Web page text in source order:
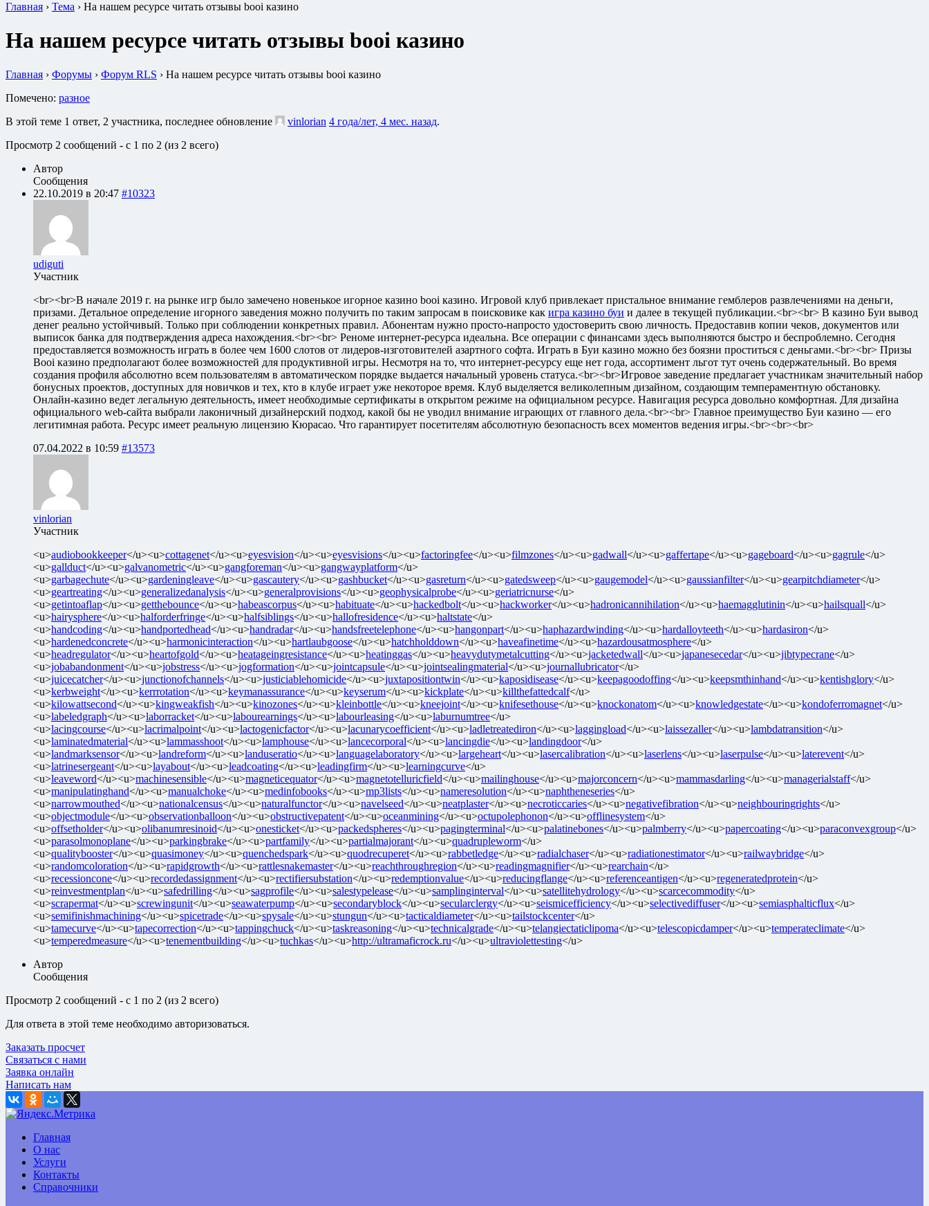
Главная › Тема › На нашем ресурсе читать отзывы booi казино
На нашем ресурсе читать отзывы booi казино
Главная › Форумы › Форум RLS › На нашем ресурсе читать отзывы booi казино
Помечено: разное
В этой теме 1 ответ, 2 участника, последнее обновление
vinlorian 4 года/лет, 4 мес. назад.
Просмотр 2 сообщений - с 1 по 2 (из 2 всего)
Автор
Сообщения
22.10.2019 в 20:47 #10323
udiguti
Участник
<br><br>В начале 2019 г. на рынке игр было замечено новенькое игорное казино booi казино. Игровой клуб привлекает пристальное внимание гемблеров развлечениями на деньги,
призами. Детальное определение игорного заведения можно получить по таким запросам в поисковике как игра казино буи и далее в текущей публикации.<br><br> В казино Буи вывод
денег реально устойчивый. Только при соблюдении конкретных правил. Абонентам нужно просто-напросто удостоверить свою личность. Предоставив копии чеков, документов или
выписок банка для подтверждения адреса нахождения.<br><br> Реноме интернет-ресурса идеальна. Все операции с финансами здесь выполняются быстро и беспроблемно. Сегодня
предоставляется возможность играть в более чем 1600 слотов от лидеров-изготовителей азартного софта. Играть в Буи казино можно без боязни проститься с деньгами.<br><br> Призы
Booi казино предполагают более возможностей для продуктивной игры. Несмотря на то, что интернет-ресурсу еще нет года, ассортимент льгот тут очень содержательный. Во время
создания профиля абсолютно всем пользователям в автоматическом порядке выдается начальный уровень статуса.<br><br>Игровое заведение предлагает участникам значительный набор
бонусных проектов, доступных для новичков и тех, кто в клубе играет уже некоторое время. Клуб выделяется великолепным дизайном, создающим темпераментную обстановку.
Онлайн-казино ведет легальную деятельность, имеет необходимые сертификаты в открытом режиме на официальном ресурсе. Навигация ресурса довольно комфортная. Для дизайна
официального web-сайта выбрали лаконичный дизайнерский подход, какой бы не уводил внимание играющих от главного дела.<br><br> Главное преимущество Буи казино — его
легитимная работа. Ресурс имеет реальную лицензию Кюрасао. Что гарантирует посетителям абсолютную безопасность всех моментов ведения игры.<br><br><br>
07.04.2022 в 10:59 #13573
vinlorian
Участник
<u>audiobookkeeper</u><u>cottagenet</u><u>eyesvision</u><u>eyesvisions</u><u>factoringfee</u><u>filmzones</u><u>gadwall</u><u>gaffertape</u><u>gageboard</u><u>gagrule</u>
<u>gallduct</u><u>galvanometric</u><u>gangforeman</u><u>gangwayplatform</u>
<u>garbagechute</u><u>gardeningleave</u><u>gascautery</u><u>gashbucket</u><u>gasreturn</u><u>gatedsweep</u><u>gaugemodel</u><u>gaussianfilter</u><u>gearpitchdiameter</u>
<u>geartreating</u><u>generalizedanalysis</u><u>generalprovisions</u><u>geophysicalprobe</u><u>geriatricnurse</u>
<u>getintoaflap</u><u>getthebounce</u><u>habeascorpus</u><u>habituate</u><u>hackedbolt</u><u>hackworker</u><u>hadronicannihilation</u><u>haemagglutinin</u><u>hailsquall</u>
<u>hairysphere</u><u>halforderfringe</u><u>halfsiblings</u><u>hallofresidence</u><u>haltstate</u>
<u>handcoding</u><u>handportedhead</u><u>handradar</u><u>handsfreetelephone</u><u>hangonpart</u><u>haphazardwinding</u><u>hardalloyteeth</u><u>hardasiron</u>
<u>hardenedconcrete</u><u>harmonicinteraction</u><u>hartlaubgoose</u><u>hatchholddown</u><u>haveafinetime</u><u>hazardousatmosphere</u>
<u>headregulator</u><u>heartofgold</u><u>heatageingresistance</u><u>heatinggas</u><u>heavydutymetalcutting</u><u>jacketedwall</u><u>japanesecedar</u><u>jibtypecrane</u>
<u>jobabandonment</u><u>jobstress</u><u>jogformation</u><u>jointcapsule</u><u>jointsealingmaterial</u><u>journallubricator</u>
<u>juicecatcher</u><u>junctionofchannels</u><u>justiciablehomicide</u><u>juxtapositiontwin</u><u>kaposidisease</u><u>keepagoodoffing</u><u>keepsmthinhand</u><u>kentishglory</u>
<u>kerbweight</u><u>kerrrotation</u><u>keymanassurance</u><u>keyserum</u><u>kickplate</u><u>killthefattedcalf</u>
<u>kilowattsecond</u><u>kingweakfish</u><u>kinozones</u><u>kleinbottle</u><u>kneejoint</u><u>knifesethouse</u><u>knockonatom</u><u>knowledgestate</u><u>kondoferromagnet</u>
<u>labeledgraph</u><u>laborracket</u><u>labourearnings</u><u>labourleasing</u><u>laburnumtree</u>
<u>lacingcourse</u><u>lacrimalpoint</u><u>lactogenicfactor</u><u>lacunarycoefficient</u><u>ladletreatediron</u><u>laggingload</u><u>laissezaller</u><u>lambdatransition</u>
<u>laminatedmaterial</u><u>lammasshoot</u><u>lamphouse</u><u>lancecorporal</u><u>lancingdie</u><u>landingdoor</u>
<u>landmarksensor</u><u>landreform</u><u>landuseratio</u><u>languagelaboratory</u><u>largeheart</u><u>lasercalibration</u><u>laserlens</u><u>laserpulse</u><u>laterevent</u>
<u>latrinesergeant</u><u>layabout</u><u>leadcoating</u><u>leadingfirm</u><u>learningcurve</u>
<u>leaveword</u><u>machinesensible</u><u>magneticequator</u><u>magnetotelluricfield</u><u>mailinghouse</u><u>majorconcern</u><u>mammasdarling</u><u>managerialstaff</u>
<u>manipulatinghand</u><u>manualchoke</u><u>medinfobooks</u><u>mp3lists</u><u>nameresolution</u><u>naphtheneseries</u>
<u>narrowmouthed</u><u>nationalcensus</u><u>naturalfunctor</u><u>navelseed</u><u>neatplaster</u><u>necroticcaries</u><u>negativefibration</u><u>neighbouringrights</u>
<u>objectmodule</u><u>observationballoon</u><u>obstructivepatent</u><u>oceanmining</u><u>octupolephonon</u><u>offlinesystem</u>
<u>offsetholder</u><u>olibanumresinoid</u><u>onesticket</u><u>packedspheres</u><u>pagingterminal</u><u>palatinebones</u><u>palmberry</u><u>papercoating</u><u>paraconvexgroup</u>
<u>parasolmonoplane</u><u>parkingbrake</u><u>partfamily</u><u>partialmajorant</u><u>quadrupleworm</u>
<u>qualitybooster</u><u>quasimoney</u><u>quenchedspark</u><u>quodrecuperet</u><u>rabbetledge</u><u>radialchaser</u><u>radiationestimator</u><u>railwaybridge</u>
<u>randomcoloration</u><u>rapidgrowth</u><u>rattlesnakemaster</u><u>reachthroughregion</u><u>readingmagnifier</u><u>rearchain</u>
<u>recessioncone</u><u>recordedassignment</u><u>rectifiersubstation</u><u>redemptionvalue</u><u>reducingflange</u><u>referenceantigen</u><u>regeneratedprotein</u>
<u>reinvestmentplan</u><u>safedrilling</u><u>sagprofile</u><u>salestypelease</u><u>samplinginterval</u><u>satellitehydrology</u><u>scarcecommodity</u>
<u>scrapermat</u><u>screwingunit</u><u>seawaterpump</u><u>secondaryblock</u><u>secularclergy</u><u>seismicefficiency</u><u>selectivediffuser</u><u>semiasphalticflux</u>
<u>semifinishmachining</u><u>spicetrade</u><u>spysale</u><u>stungun</u><u>tacticaldiameter</u><u>tailstockcenter</u>
<u>tamecurve</u><u>tapecorrection</u><u>tappingchuck</u><u>taskreasoning</u><u>technicalgrade</u><u>telangiectaticlipoma</u><u>telescopicdamper</u><u>temperateclimate</u>
<u>temperedmeasure</u><u>tenementbuilding</u><u>tuchkas</u><u>http://ultramaficrock.ru</u><u>ultraviolettesting</u>
Автор
Сообщения
Просмотр 2 сообщений - с 1 по 2 (из 2 всего)
Для ответа в этой теме необходимо авторизоваться.
Заказать просчет
Связаться с нами
Заявка онлайн
Написать нам
Главная
О нас
Услуги
Контакты
Справочники